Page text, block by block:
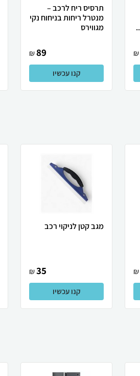
₪
תרסיס ריח לרכב –
מנטרל ריחות בניחוח נקי
מגווירס
89
₪
קנו עכשיו
₪
מגב קטן לניקוי רכב
35
₪
קנו עכשיו